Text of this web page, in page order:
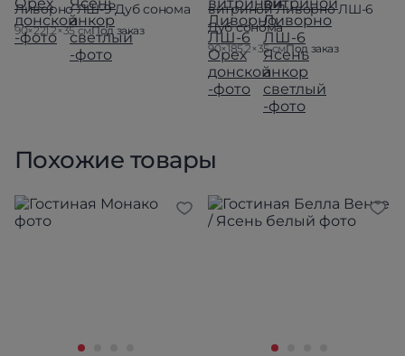
Ливорно ЛШ-9 Дуб сонома
90×221.2×35 смПод заказ
витриной Ливорно ЛШ-6
Дуб сонома
90×185.2×35 смПод заказ
Похожие товары